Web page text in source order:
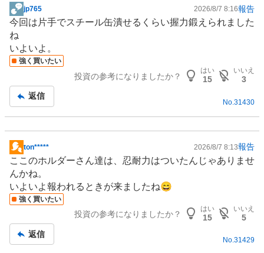
掲
示
板
記
事
jp765 2026/8/7 8:16報告
今回は片手でスチール缶潰せるくらい握力鍛えられました
ね
いよいよ。
強く買いたい
投資の参考になりましたか？
はい
15
いいえ
3
返信
No. 31430
掲
示
板
記
事
ton***** 2026/8/7 8:13報告
ここのホルダーさん達は、忍耐力はついたんじゃありませ
んかね。
いよいよ報われるときが来ましたね😄
強く買いたい
投資の参考になりましたか？
はい
15
いいえ
5
返信
No.31429